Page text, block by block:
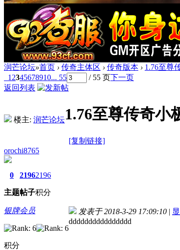
润芒论坛»首页 › 传奇主体区 › 传奇版本 › 1.76至尊
1 2345678910... 55 / 55 页下一页
返回列表
楼主: 润芒论坛1.76至尊传奇小
[复制链接]
orochi8765
0
主题
2196
帖子
2196
积分
银牌会员
积分
发表于 2018-3-29 17:09:10 |
dddddddddddddddd